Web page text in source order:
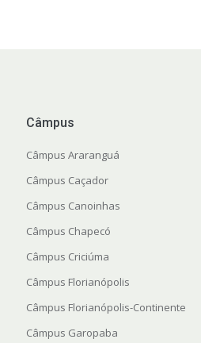
Câmpus
Câmpus Araranguá
Câmpus Caçador
Câmpus Canoinhas
Câmpus Chapecó
Câmpus Criciúma
Câmpus Florianópolis
Câmpus Florianópolis-Continente
Câmpus Garopaba